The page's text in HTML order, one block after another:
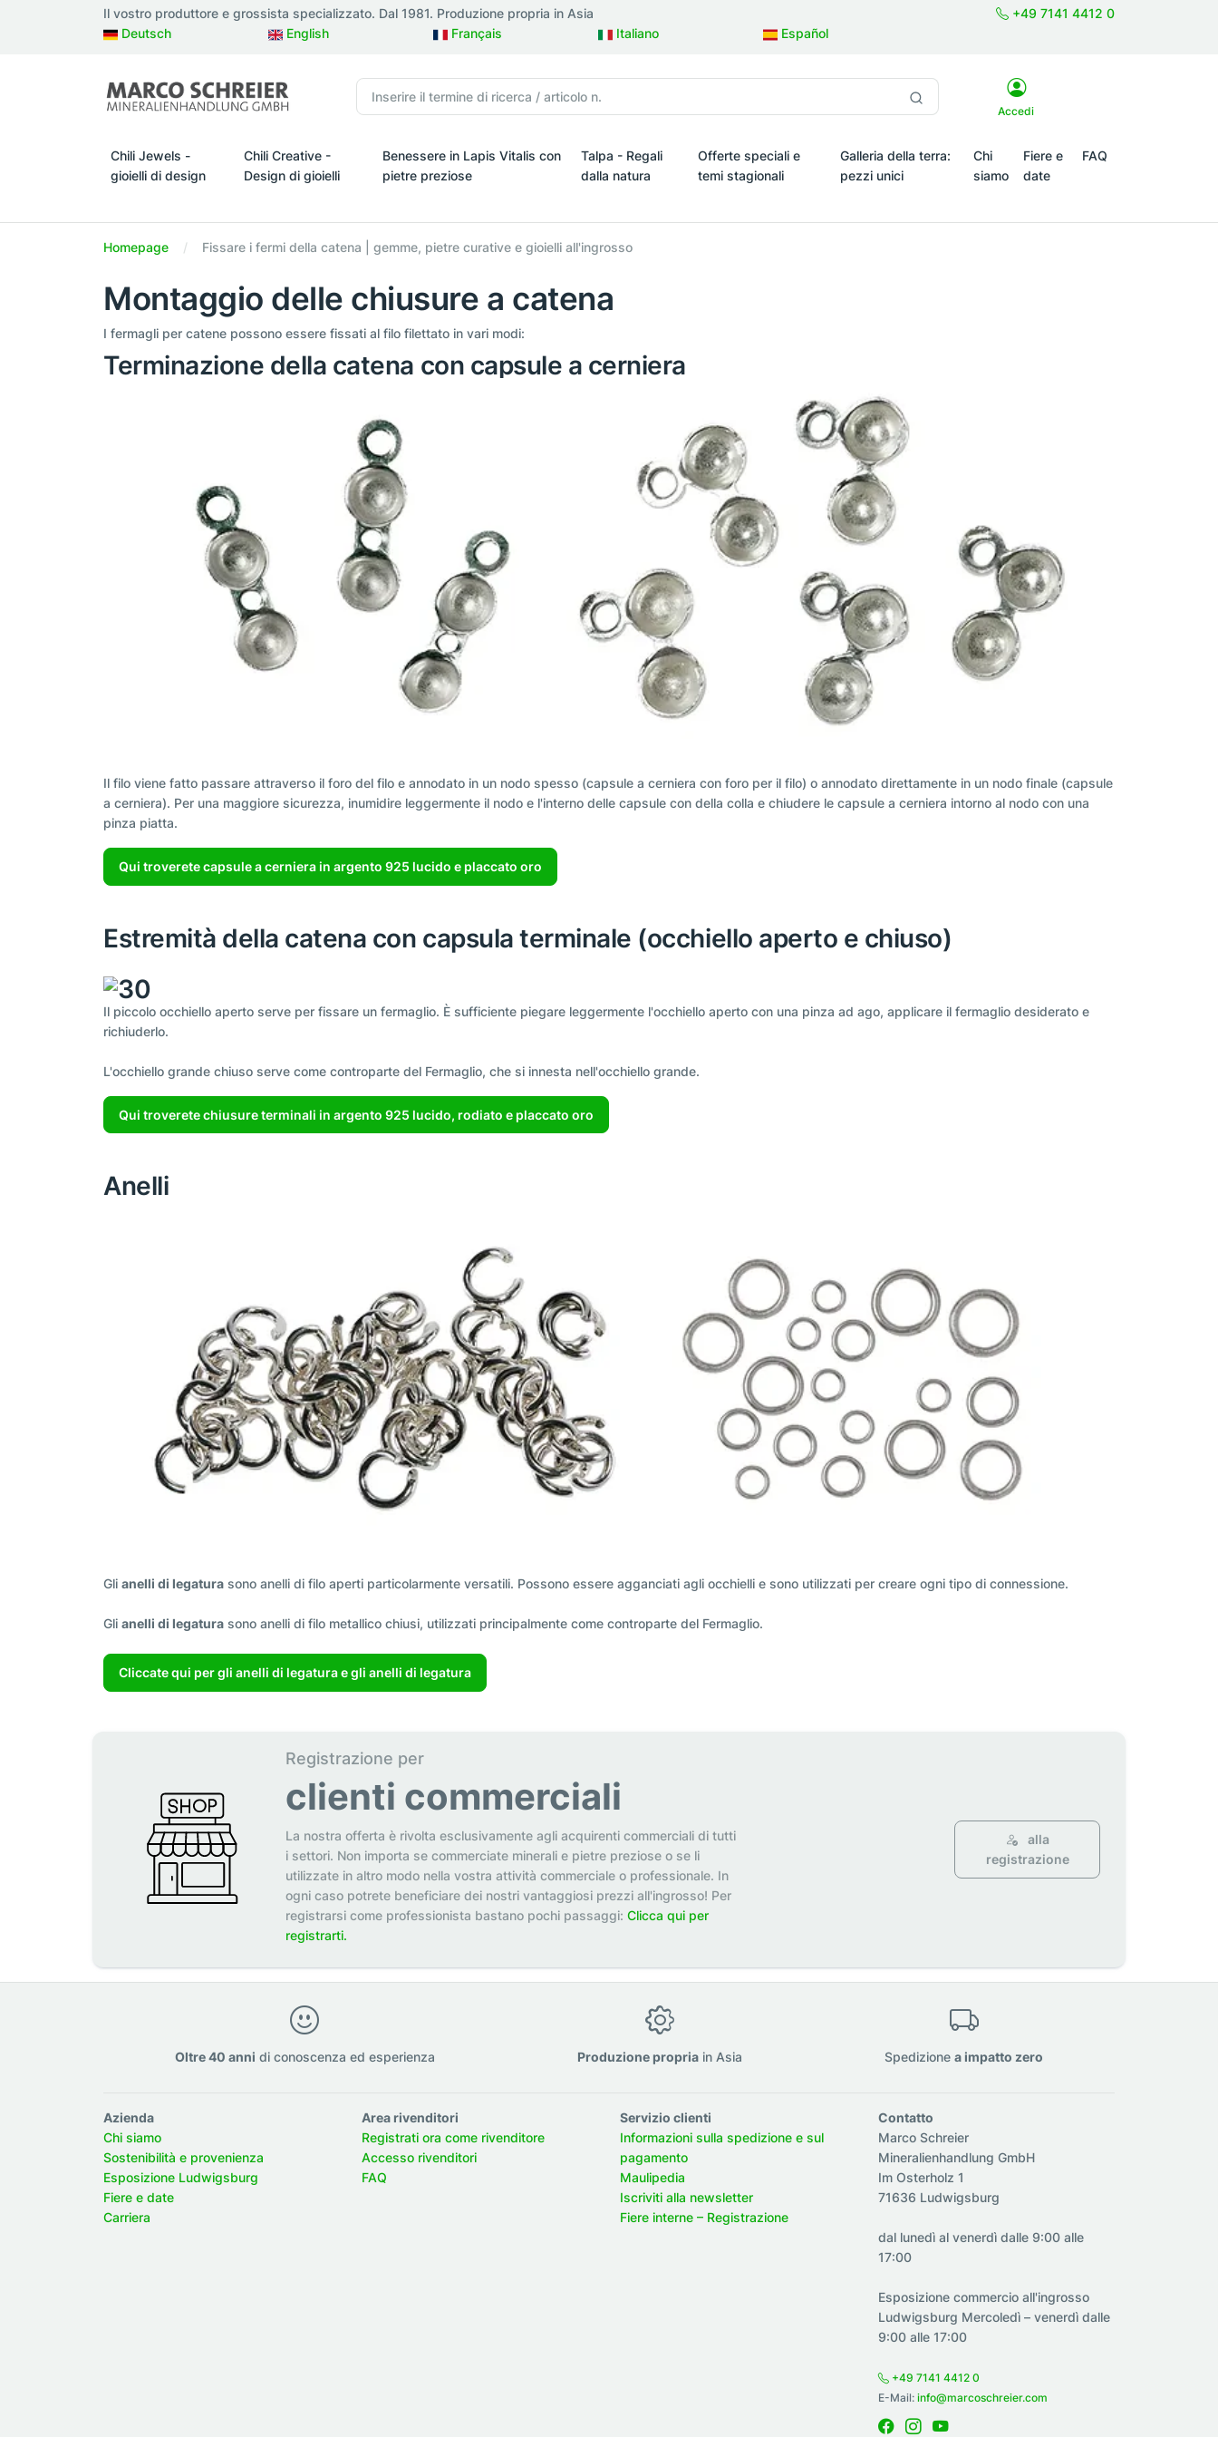
Il vostro produttore e grossista specializzato. Dal 1981. Produzione propria in Asia
+49 7141 4412 0
Deutsch
English Français Italiano Español
Accedi
Chili Jewels -
gioielli di design
Chili Creative -
Design di gioielli
Benessere in Lapis Vitalis con
pietre preziose
Talpa - Regali
dalla natura
Offerte speciali e
temi stagionali
Galleria della terra:
pezzi unici
Chi
siamo
Fiere e
date
FAQ
Homepage Fissare i fermi della catena | gemme, pietre curative e gioielli all'ingrosso
Montaggio delle chiusure a catena
I fermagli per catene possono essere fissati al filo filettato in vari modi:
Terminazione della catena con capsule a cerniera
Il filo viene fatto passare attraverso il foro del filo e annodato in un nodo spesso (capsule a cerniera con foro per il filo) o annodato direttamente in un nodo finale (capsule
a cerniera). Per una maggiore sicurezza, inumidire leggermente il nodo e l'interno delle capsule con della colla e chiudere le capsule a cerniera intorno al nodo con una
pinza piatta.
Qui troverete capsule a cerniera in argento 925 lucido e placcato oro
Estremità della catena con capsula terminale (occhiello aperto e chiuso)
Il piccolo occhiello aperto serve per fissare un fermaglio. È sufficiente piegare leggermente l'occhiello aperto con una pinza ad ago, applicare il fermaglio desiderato e
richiuderlo.
L'occhiello grande chiuso serve come controparte del Fermaglio, che si innesta nell'occhiello grande.
Qui troverete chiusure terminali in argento 925 lucido, rodiato e placcato oro
Anelli
Gli anelli di legatura sono anelli di filo aperti particolarmente versatili. Possono essere agganciati agli occhielli e sono utilizzati per creare ogni tipo di connessione.
Gli anelli di legatura sono anelli di filo metallico chiusi, utilizzati principalmente come controparte del Fermaglio.
Cliccate qui per gli anelli di legatura e gli anelli di legatura
Registrazione per
clienti commerciali
La nostra offerta è rivolta esclusivamente agli acquirenti commerciali di tutti
i settori. Non importa se commerciate minerali e pietre preziose o se li
utilizzate in altro modo nella vostra attività commerciale o professionale. In
ogni caso potrete beneficiare dei nostri vantaggiosi prezzi all'ingrosso! Per
registrarsi come professionista bastano pochi passaggi: Clicca qui per
registrarti.
alla
registrazione
Oltre 40 anni di conoscenza ed esperienza Produzione propriain Asia Spedizionea impatto zero
Azienda
Chi siamo
Sostenibilità e provenienza
Esposizione Ludwigsburg
Fiere e date
Carriera
Area rivenditori
Registrati ora come rivenditore
Accesso rivenditori
FAQ
Servizio clienti
Informazioni sulla spedizione e sul
pagamento
Maulipedia
Iscriviti alla newsletter
Fiere interne – Registrazione
Contatto
Marco Schreier
Mineralienhandlung GmbH
Im Osterholz 1
71636 Ludwigsburg
dal lunedì al venerdì dalle 9:00 alle
17:00
Esposizione commercio all'ingrosso
Ludwigsburg Mercoledì – venerdì dalle
9:00 alle 17:00
+49 7141 4412 0
E-Mail: info@marcoschreier.com